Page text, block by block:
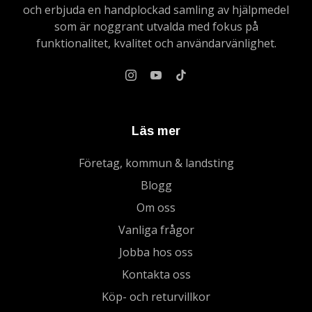
och erbjuda en handplockad samling av hjälpmedel
som är noggrant utvalda med fokus på
funktionalitet, kvalitet och användarvänlighet.
Läs mer
Företag, kommun & landsting
Blogg
Om oss
Vanliga frågor
Jobba hos oss
Kontakta oss
Köp- och returvillkor